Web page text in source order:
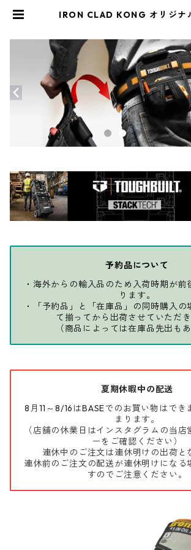
IRON CLAD KONG オリジナ
予約品について
・海外からの輸入品のため入荷時期が前
ります。
・「予約品」と「在庫品」の同時購入の
て揃ってから出荷させていただき
（商品によっては在庫品先出もあ
夏期休暇中の配送
8月11～8/16はBASEでのお買い物はでき
まります。
（店舗の休業日はインスタグラムの当
ーをご確認ください）
連休中のご注文は連休明けの出荷と
連休前のご注文の配送が連休明けになる
すのでご注意ください。